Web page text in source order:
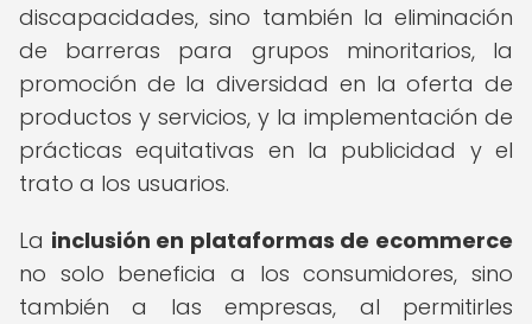
discapacidades, sino también la eliminación
de barreras para grupos minoritarios, la
promoción de la diversidad en la oferta de
productos y servicios, y la implementación de
prácticas equitativas en la publicidad y el
trato a los usuarios.
La inclusión en plataformas de ecommerce
no solo beneficia a los consumidores, sino
también a las empresas, al permitirles